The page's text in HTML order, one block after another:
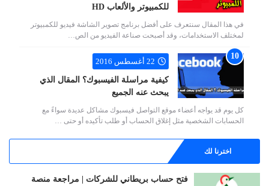
للكمبيوتر والألعاب HD
في هذا المقال سنتعرف على أفضل برنامج تصوير الشاشة فيديو للكمبيوتر
لمختلف الاستخدامات، وقد أصبحت صناعة الفيديو من الص…
22 أغسطس 2016
كيفية مراسلة الفيسبوك؟ المقال الذي
يبحث عنه الجميع
كل يوم قد يواجه أعضاء موقع التواصل فيسبوك مشاكل عديدة سواءً مع
الحسابات الشخصية مثل إغلاق الحساب أو طلب تأكيده أو حتى …
اخترنا لك
فتح حساب بريطاني للشركات | مراجعة منصة